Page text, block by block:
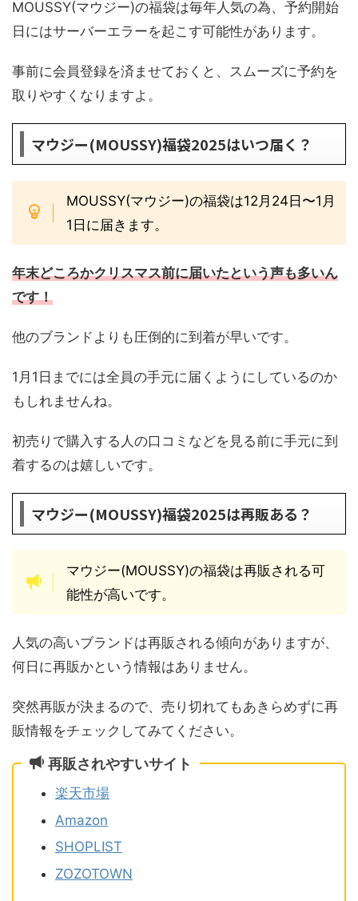
MOUSSY(マウジー)の福袋は毎年人気の為、予約開始
日にはサーバーエラーを起こす可能性があります。
事前に会員登録を済ませておくと、スムーズに予約を
取りやすくなりますよ。
マウジー(MOUSSY)福袋2025はいつ届く？
MOUSSY(マウジー)の福袋は12月24日〜1月
1日に届きます。
年末どころかクリスマス前に届いたという声も多いん
です！
他のブランドよりも圧倒的に到着が早いです。
1月1日までには全員の手元に届くようにしているのか
もしれませんね。
初売りで購入する人の口コミなどを見る前に手元に到
着するのは嬉しいです。
マウジー(MOUSSY)福袋2025は再販ある？
マウジー(MOUSSY)の福袋は再販される可
能性が高いです。
人気の高いブランドは再販される傾向がありますが、
何日に再販かという情報はありません。
突然再販が決まるので、売り切れてもあきらめずに再
販情報をチェックしてみてください。
再販されやすいサイト
楽天市場
Amazon
SHOPLIST
ZOZOTOWN